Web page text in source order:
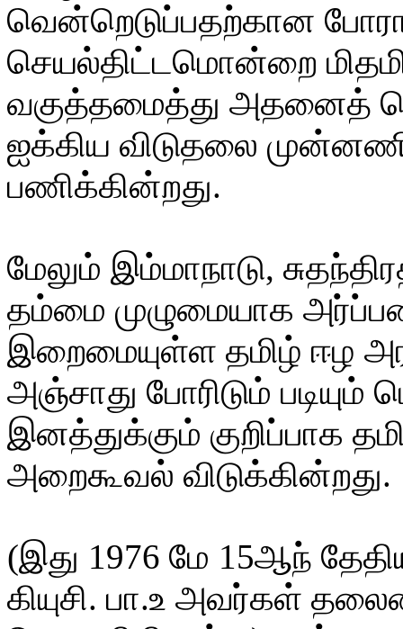
வென்றெடுப்பதற்கான
செயல்திட்டமொன்றை
வகுத்தமைத்து அதனைத்
ஐக்கிய விடுதலை
பணிக்கின்றது.
மேலும் இம்மாநாடு,
தம்மை முழுமையாக
இறைமையுள்ள தமிழ் ஈழ
அஞ்சாது போரிடும் படியும்
இனத்துக்கும் குறிப்பாக
அறைகூவல் விடுக்கின்றது.
(இது 1976 மே 15ஆந்
கியுசி. பா.உ அவர்கள்